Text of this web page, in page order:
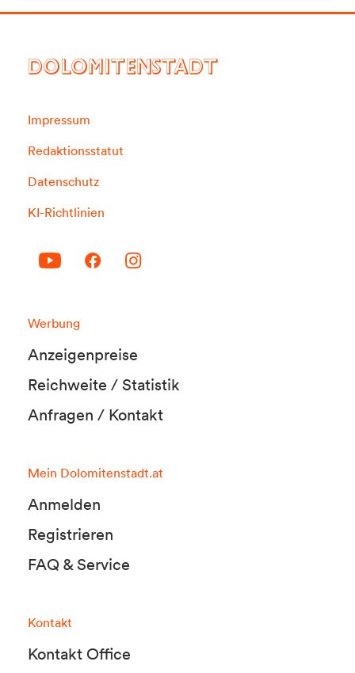
DOLOMITENSTADT
Impressum
Redaktionsstatut
Datenschutz
KI-Richtlinien
Werbung
Anzeigenpreise
Reichweite / Statistik
Anfragen / Kontakt
Mein Dolomitenstadt.at
Anmelden
Registrieren
FAQ & Service
Kontakt
Kontakt Office